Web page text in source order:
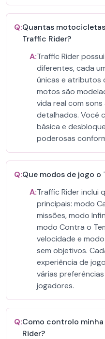
Q:Quantas
Traffic Rider?
A:Traffic Rider
diferentes, cada
únicas e atributos
motos são
vida real com
detalhados. Você
básica e
poderosas
Q:Que modos de jogo o
A:Traffic Rider inclui
principais: modo
missões, modo
modo Contra o
velocidade e
sem objetivos.
experiência de
várias
jogadores.
Q:Como controlo
Rider?